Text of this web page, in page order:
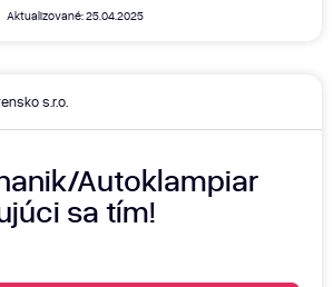
Aktualizované: 25.04.2025
s.r.o.
Autoklampiar
sa tím!